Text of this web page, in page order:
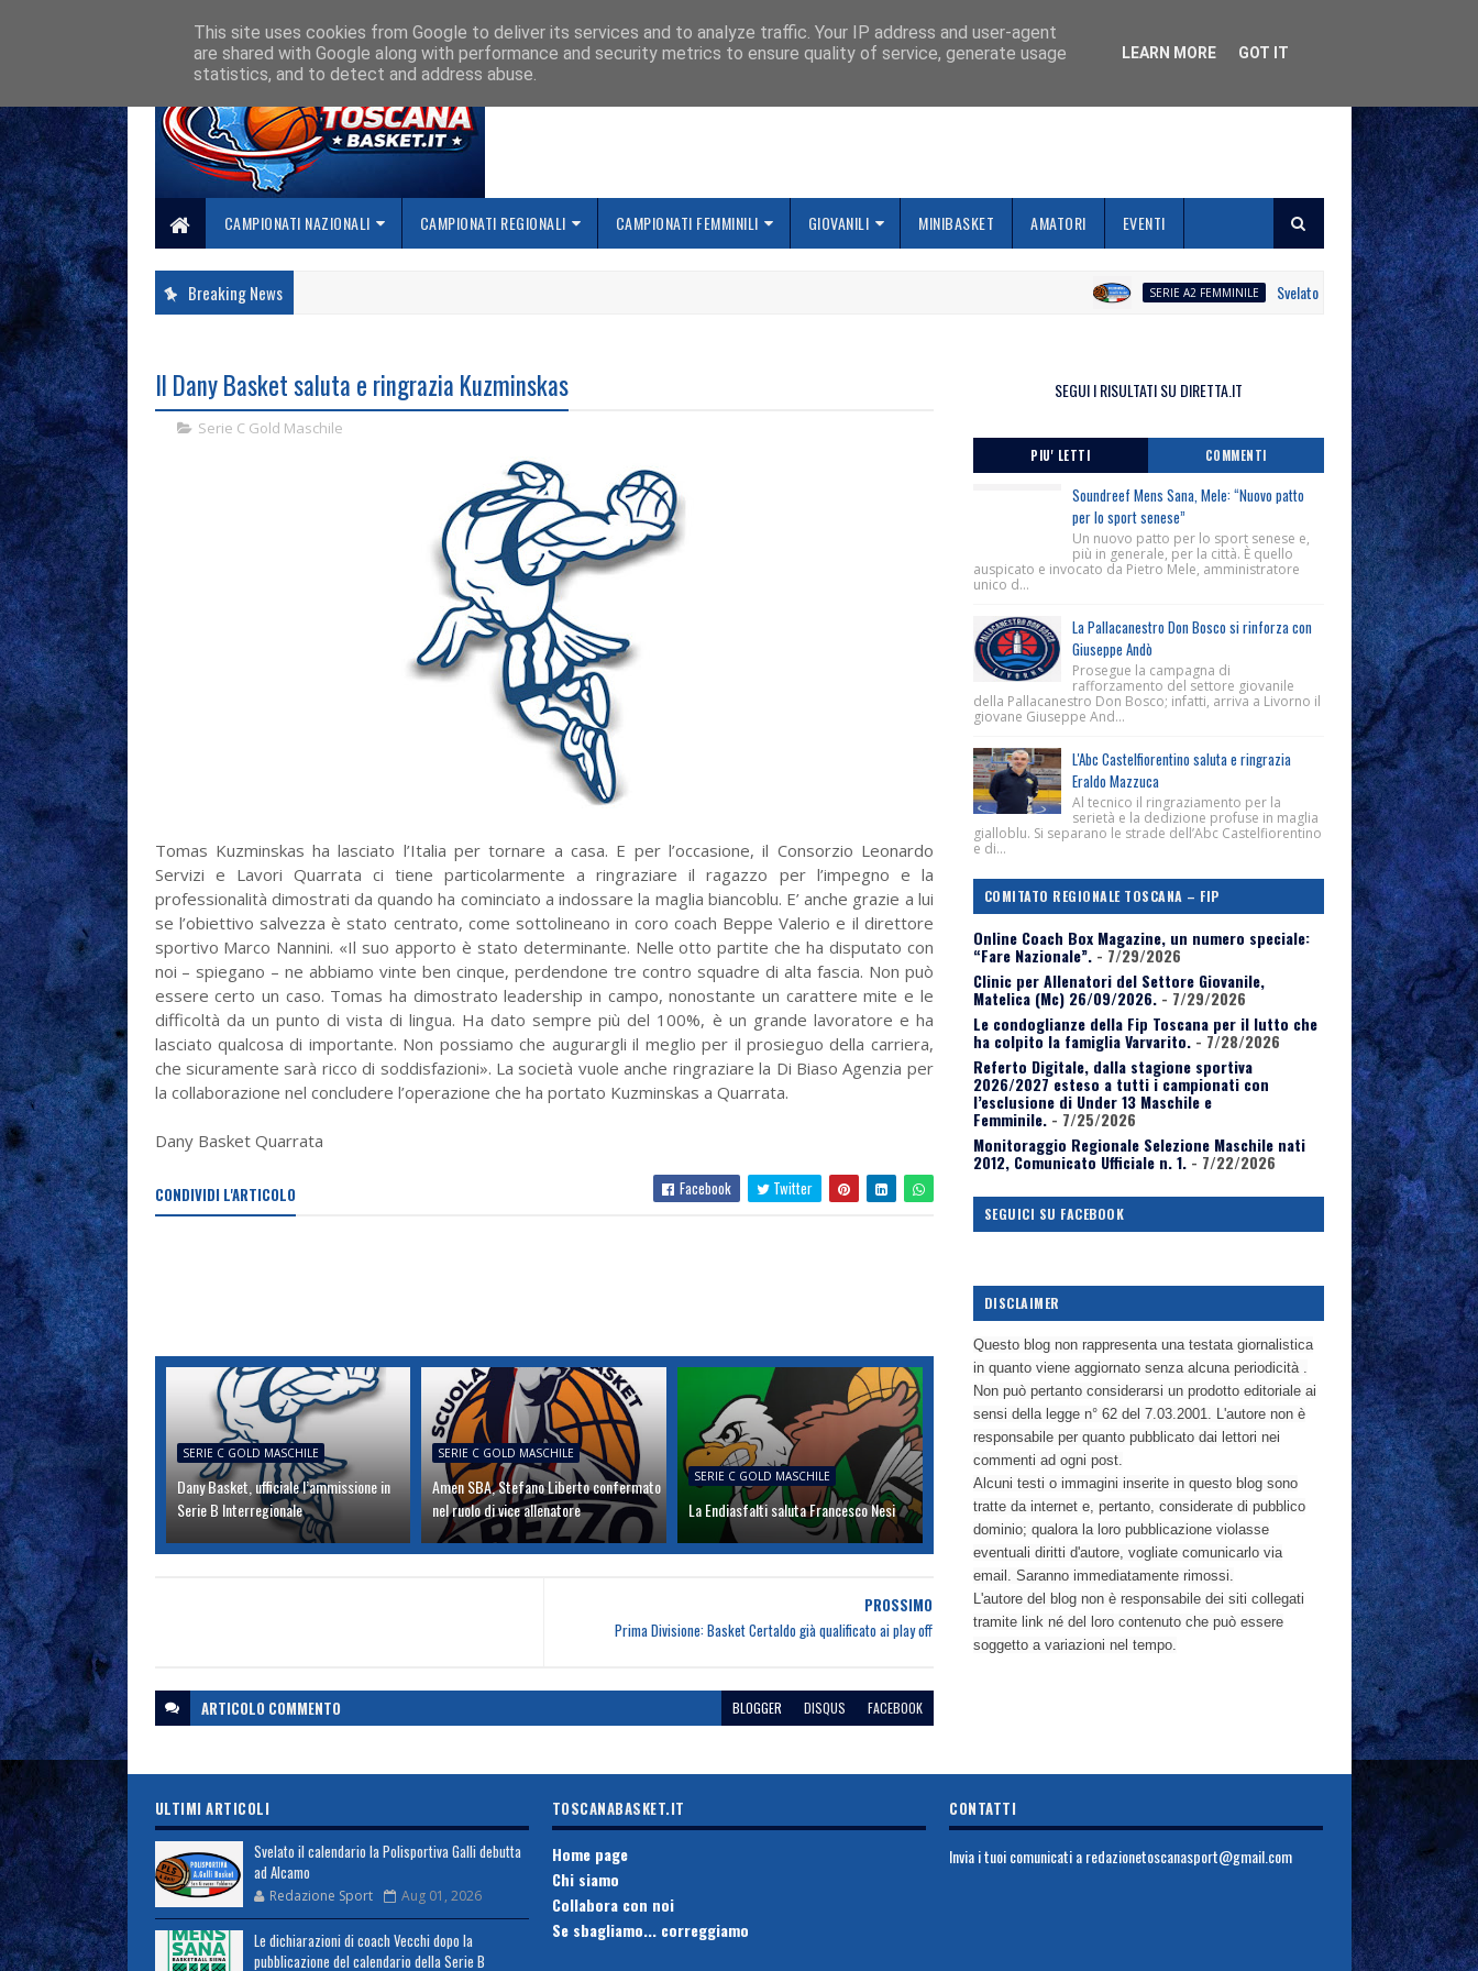
CAMPIONATI NAZIONALI CAMPIONATI REGIONALI CAMPIONATI FEMMINILI GIOVANILI MINIBASKET AMATORI EVENTI
Breaking News SERIE A2 FEMMINILE Svelato il calendario la Polisportiva Galli
Il Dany Basket saluta e ringrazia Kuzminskas
Serie C Gold Maschile
Tomas Kuzminskas ha lasciato l’Italia per tornare a casa. E per l’occasione, il Consorzio Leonardo
Servizi e Lavori Quarrata ci tiene particolarmente a ringraziare il ragazzo per l’impegno e la
professionalità dimostrati da quando ha cominciato a indossare la maglia biancoblu. E’ anche grazie a lui
se l’obiettivo salvezza è stato centrato, come sottolineano in coro coach Beppe Valerio e il direttore
sportivo Marco Nannini. «Il suo apporto è stato determinante. Nelle otto partite che ha disputato con
noi – spiegano – ne abbiamo vinte ben cinque, perdendone tre contro squadre di alta fascia. Non può
essere certo un caso. Tomas ha dimostrato leadership in campo, nonostante un carattere mite e le
difficoltà da un punto di vista di lingua. Ha dato sempre più del 100%, è un grande lavoratore e ha
lasciato qualcosa di importante. Non possiamo che augurargli il meglio per il prosieguo della carriera,
che sicuramente sarà ricco di soddisfazioni». La società vuole anche ringraziare la Di Biaso Agenzia per
la collaborazione nel concludere l’operazione che ha portato Kuzminskas a Quarrata.
Dany Basket Quarrata
CONDIVIDI L'ARTICOLO Facebook Twitter
SERIE C GOLD MASCHILE
Dany Basket, ufficiale l’ammissione in
Serie B Interregionale
SERIE C GOLD MASCHILE
Amen SBA, Stefano Liberto confermato
nel ruolo di vice allenatore
SERIE C GOLD MASCHILE
La Endiasfalti saluta Francesco Nesi
PROSSIMO
Prima Divisione: Basket Certaldo già qualificato ai play off
ARTICOLO COMMENTO BLOGGER DISQUS FACEBOOK
SEGUI I RISULTATI SU DIRETTA.IT
PIU' LETTI COMMENTI
Soundreef Mens Sana, Mele: “Nuovo patto
per lo sport senese”
Un nuovo patto per lo sport senese e,
più in generale, per la città. È quello
auspicato e invocato da Pietro Mele, amministratore
unico d...
La Pallacanestro Don Bosco si rinforza con
Giuseppe Andò
Prosegue la campagna di
rafforzamento del settore giovanile
della Pallacanestro Don Bosco; infatti, arriva a Livorno il
giovane Giuseppe And...
L'Abc Castelfiorentino saluta e ringrazia
Eraldo Mazzuca
Al tecnico il ringraziamento per la
serietà e la dedizione profuse in maglia
gialloblu. Si separano le strade dell’Abc Castelfiorentino
e di...
COMITATO REGIONALE TOSCANA – FIP
Online Coach Box Magazine, un numero speciale:
“Fare Nazionale”.- 7/29/2026
Clinic per Allenatori del Settore Giovanile,
Matelica (Mc) 26/09/2026.- 7/29/2026
Le condoglianze della Fip Toscana per il lutto che
ha colpito la famiglia Varvarito.- 7/28/2026
Referto Digitale, dalla stagione sportiva
2026/2027 esteso a tutti i campionati con
l’esclusione di Under 13 Maschile e
Femminile.- 7/25/2026
Monitoraggio Regionale Selezione Maschile nati
2012, Comunicato Ufficiale n. 1.- 7/22/2026
SEGUICI SU FACEBOOK
DISCLAIMER
Questo blog non rappresenta una testata giornalistica
in quanto viene aggiornato senza alcuna periodicità .
Non può pertanto considerarsi un prodotto editoriale ai
sensi della legge n° 62 del 7.03.2001. L'autore non è
responsabile per quanto pubblicato dai lettori nei
commenti ad ogni post.
Alcuni testi o immagini inserite in questo blog sono
tratte da internet e, pertanto, considerate di pubblico
dominio; qualora la loro pubblicazione violasse
eventuali diritti d'autore, vogliate comunicarlo via
email. Saranno immediatamente rimossi.
L'autore del blog non è responsabile dei siti collegati
tramite link né del loro contenuto che può essere
soggetto a variazioni nel tempo.
ULTIMI ARTICOLI
Svelato il calendario la Polisportiva Galli debutta
ad Alcamo
Redazione Sport Aug 01, 2026
Le dichiarazioni di coach Vecchi dopo la
pubblicazione del calendario della Serie B
TOSCANABASKET.IT
Home page
Chi siamo
Collabora con noi
Se sbagliamo... correggiamo
CONTATTI
Invia i tuoi comunicati aredazionetoscanasport@gmail.com
This site uses cookies from Google to deliver its services and to analyze traffic. Your IP address and user-agent
are shared with Google along with performance and security metrics to ensure quality of service, generate usage
statistics, and to detect and address abuse.
LEARN MORE GOT IT